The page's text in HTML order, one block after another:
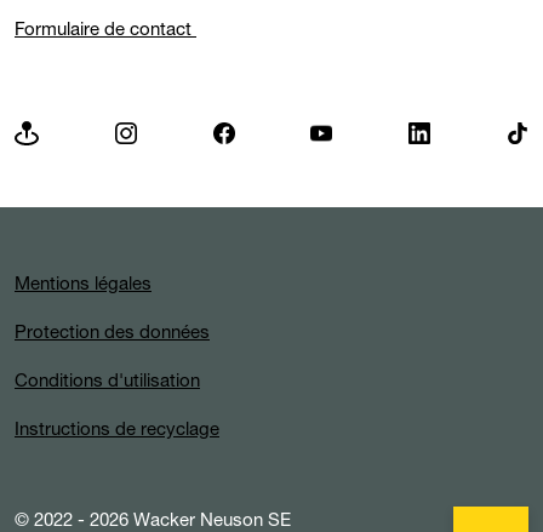
Formulaire de contact
Mentions légales
Protection des données
Conditions d'utilisation
Instructions de recyclage
© 2022 - 2026 Wacker Neuson SE